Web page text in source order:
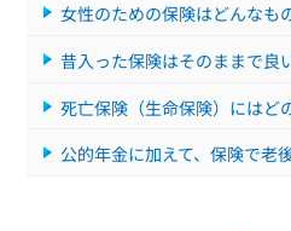
女性のための保険はどんなも
昔入った保険はそのままで良
死亡保険（生命保険）にはど
公的年金に加えて、保険で老